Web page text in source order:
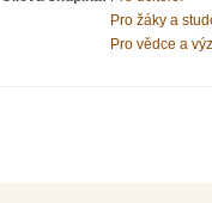
Pro žáky a
Pro vědce a